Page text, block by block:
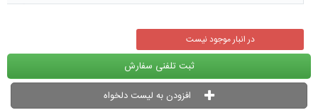
در انبار موجود نیست
ثبت تلفنی سفارش
افزودن به لیست دلخواه